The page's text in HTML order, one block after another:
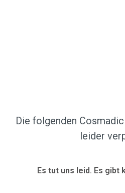
Die folgenden
leider
Es tut uns leid. Es gibt